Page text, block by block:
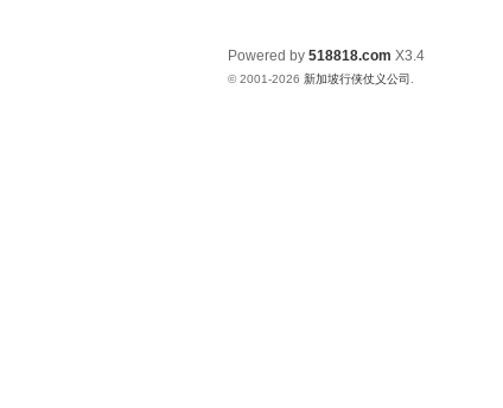
Powered by 518818.com X3.4
© 2001-2026 新加坡行侠仗义公司